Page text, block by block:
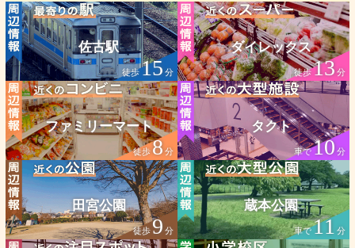
佐古駅
徒歩15 分
ダイレックス
徒歩13分
ファミリーマート
徒歩8分
タクト
車で10分
田宮公園
徒歩9 分
蔵本公園
車で11 分